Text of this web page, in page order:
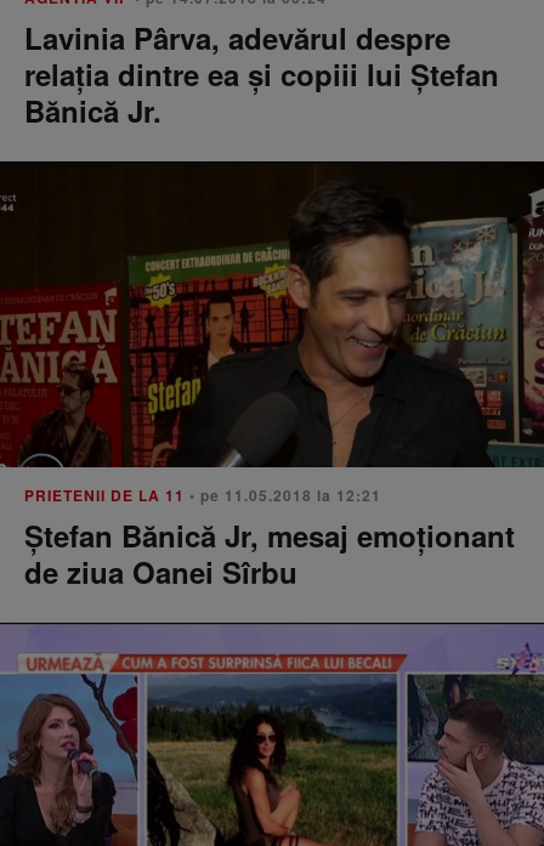
Lavinia Pârva, adevărul despre
relația dintre ea și copiii lui Ștefan
Bănică Jr.
PRIETENII DE LA 11 • pe 11.05.2018 la 12:21
Ștefan Bănică Jr, mesaj emoționant
de ziua Oanei Sîrbu